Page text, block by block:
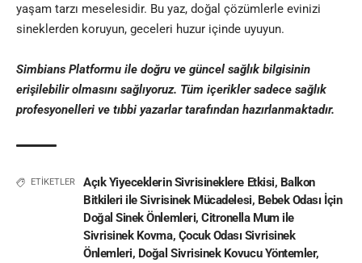
yaşam tarzı meselesidir. Bu yaz, doğal çözümlerle evinizi
sineklerden koruyun, geceleri huzur içinde uyuyun.
Simbians Platformu ile doğru ve güncel sağlık bilgisinin
erişilebilir olmasını sağlıyoruz. Tüm içerikler sadece sağlık
profesyonelleri ve tıbbi yazarlar tarafından hazırlanmaktadır.
ETİKETLER Açık Yiyeceklerin Sivrisineklere Etkisi, Balkon
Bitkileri ile Sivrisinek Mücadelesi, Bebek Odası İçin
Doğal Sinek Önlemleri,Citronella Mum ile
Sivrisinek Kovma, Çocuk Odası Sivrisinek
Önlemleri, Doğal Sivrisinek Kovucu Yöntemler,